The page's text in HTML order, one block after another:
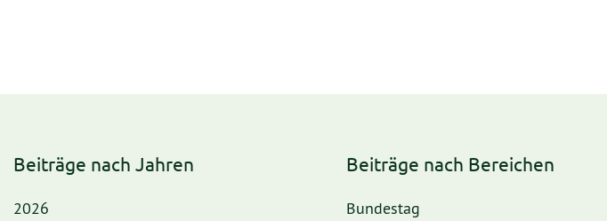
Beiträge nach Jahren
2026
Beiträge nach Bereichen
Bundestag